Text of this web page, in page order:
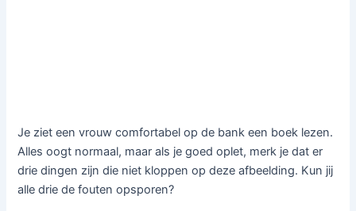
Je ziet een vrouw comfortabel op de bank een boek lezen.
Alles oogt normaal, maar als je goed oplet, merk je dat er
drie dingen zijn die niet kloppen op deze afbeelding. Kun jij
alle drie de fouten opsporen?